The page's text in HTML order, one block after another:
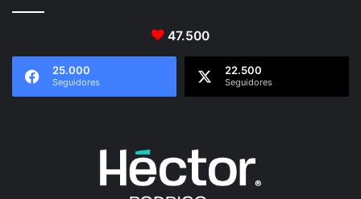
47.500
25.000
Seguidores
22.500
Seguidores